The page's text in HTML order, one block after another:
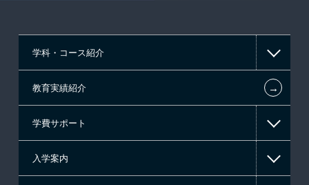
学科・コース紹介
情報IT系
ゲーム系
教育実績紹介 ←
学費サポート
高等教育の修学支援新制度
入学案内